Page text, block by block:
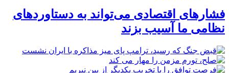
فشارهای اقتصادی می‌تواند به دستاوردهای
نظامی ما آسیب بزند